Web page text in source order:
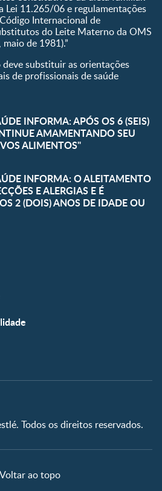
Lei 11.265/06 e regulamentações
Internacional de
do Leite Materno da OMS
de 1981).”
substituir as orientações
de profissionais de saúde
INFORMA: APÓS OS 6 (SEIS)
AMAMENTANDO SEU
ALIMENTOS"
INFORMA: O ALEITAMENTO
E ALERGIAS E É
2 (DOIS) ANOS DE IDADE OU
Todos os direitos reservados.
Voltar ao topo